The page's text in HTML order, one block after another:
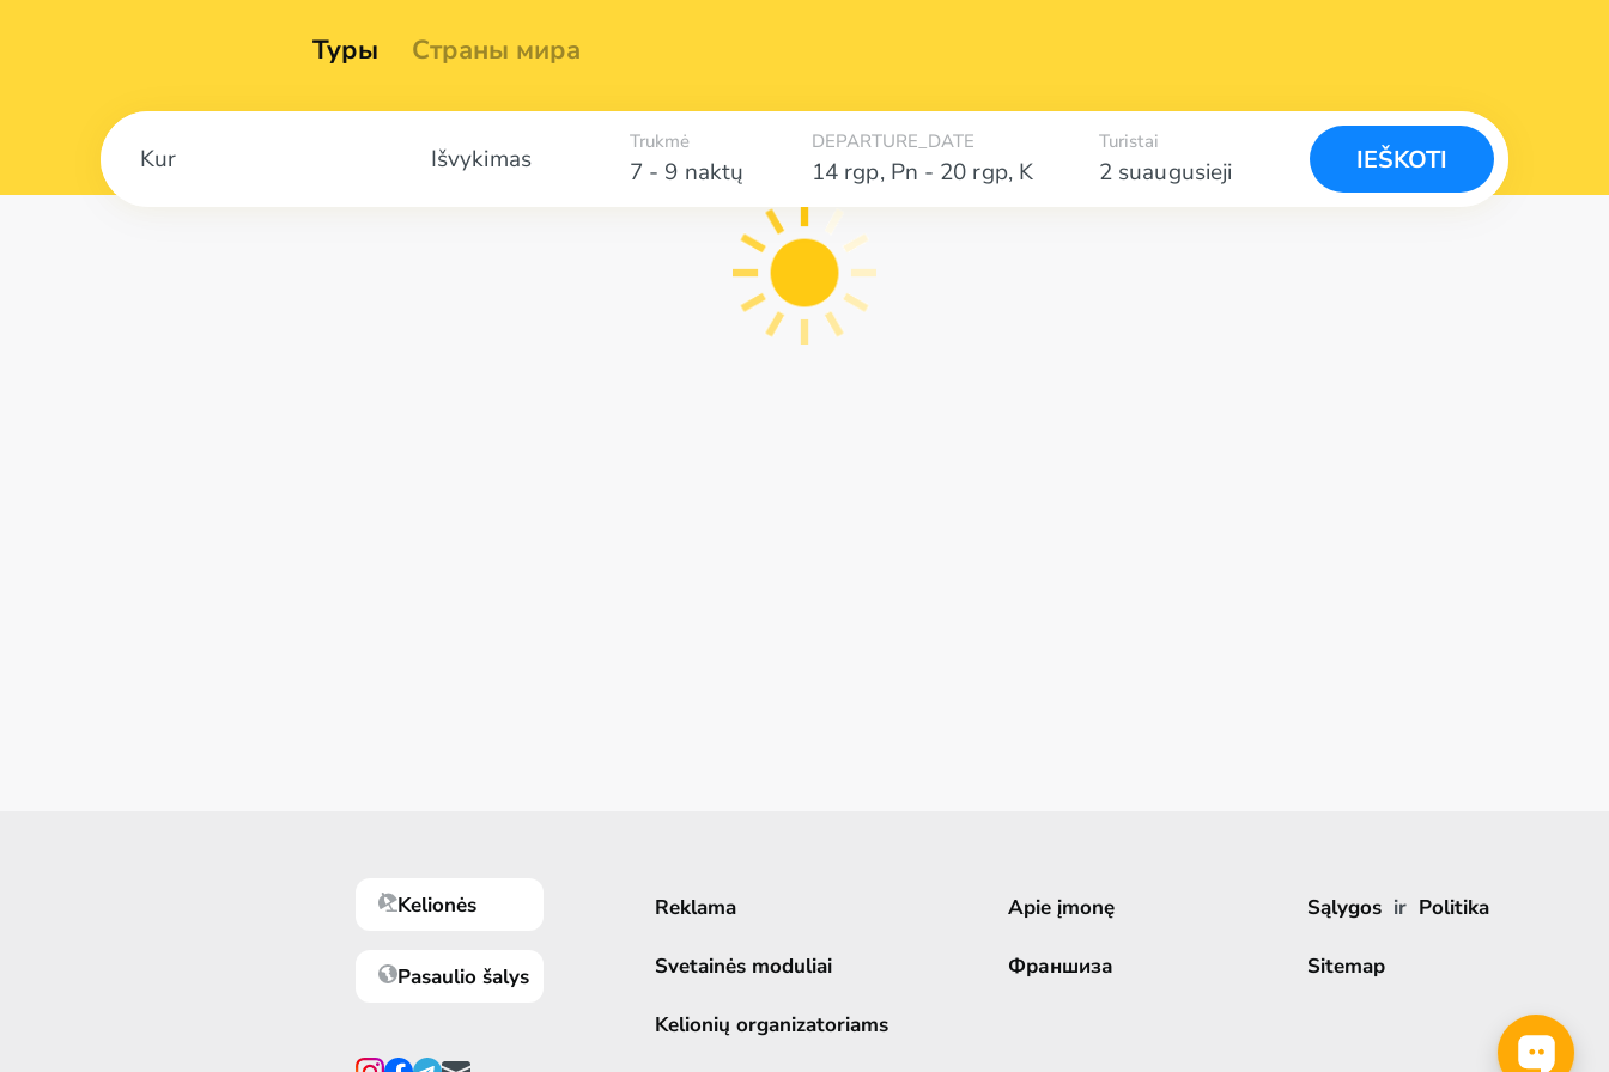
Туры Страны мира
Išvykimas 7 - 9 naktų
Trukmė DEPARTURE_DATE
14 rgp, Pn - 20 rgp, K 2 suaugusieji
Turistai
IEŠKOTI
Kelionės
Pasaulio šalys
Reklama
Svetainės moduliai
Kelionių organizatoriams
Apie įmonę
Франшиза
Sąlygos ir Politika
Sitemap